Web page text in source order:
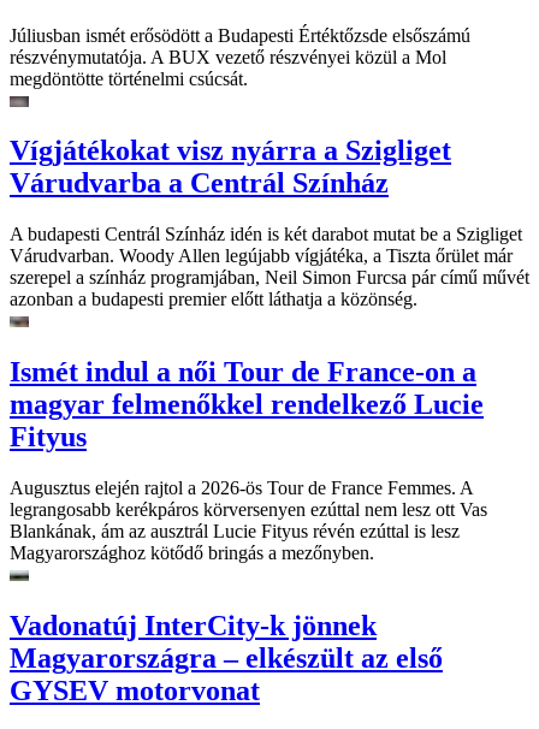
Júliusban ismét erősödött a Budapesti Értéktőzsde elsőszámú
részvénymutatója. A BUX vezető részvényei közül a Mol
megdöntötte történelmi csúcsát.
Vígjátékokat visz nyárra a Szigliget
Várudvarba a Centrál Színház
A budapesti Centrál Színház idén is két darabot mutat be a Szigliget
Várudvarban. Woody Allen legújabb vígjátéka, a Tiszta őrület már
szerepel a színház programjában, Neil Simon Furcsa pár című művét
azonban a budapesti premier előtt láthatja a közönség.
Ismét indul a női Tour de France-on a
magyar felmenőkkel rendelkező Lucie
Fityus
Augusztus elején rajtol a 2026-ös Tour de France Femmes. A
legrangosabb kerékpáros körversenyen ezúttal nem lesz ott Vas
Blankának, ám az ausztrál Lucie Fityus révén ezúttal is lesz
Magyarországhoz kötődő bringás a mezőnyben.
Vadonatúj InterCity-k jönnek
Magyarországra – elkészült az első
GYSEV motorvonat